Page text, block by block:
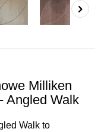
Milliken
Angled Walk
Walk to